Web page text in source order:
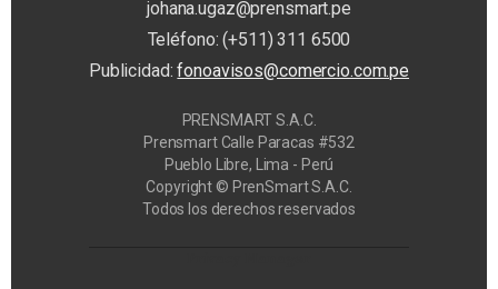
johana.ugaz@prensmart.pe
Teléfono: (+511) 311 6500
Publicidad:fonoavisos@comercio.com.pe
PRENSMART S.A.C.
Prensmart Calle Paracas #532
Pueblo Libre, Lima - Perú
Copyright © PrenSmart S.A.C.
Todos los derechos reservados